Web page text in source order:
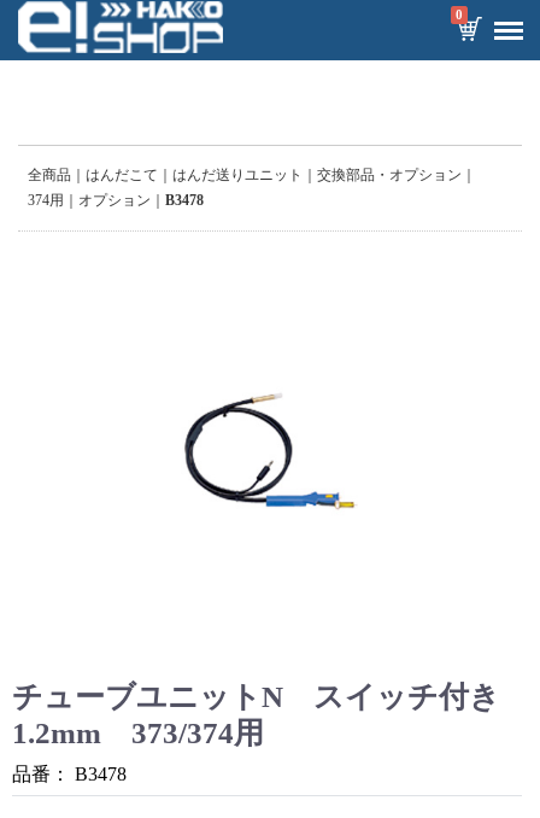
0
全商品 はんだこて はんだ送りユニット
交換部品・オプション
374用
オプション B3478
チューブユニットN スイッチ付き
1.2mm 373/374用
品番： B3478